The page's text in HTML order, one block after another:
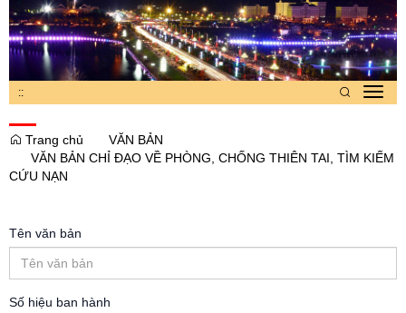
::
Trang chủ
VĂN BẢN
VĂN BẢN CHỈ ĐẠO VỀ PHÒNG, CHỐNG THIÊN TAI, TÌM KIẾM
CỨU NẠN
Tên văn bản
Số hiệu ban hành